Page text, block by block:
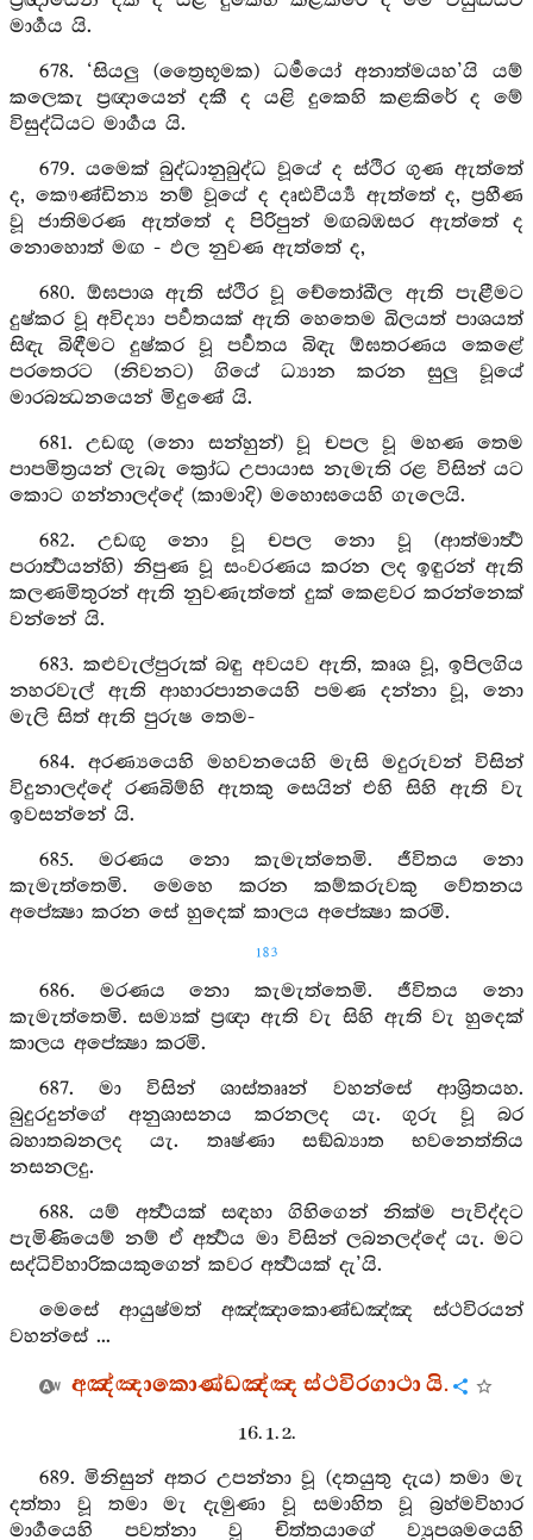
මාර්‍ගය යි.
678. ‘සියලු (ත්‍රෛභූමක) ධර්‍මයෝ අනාත්මයහ’යි යම්
කලෙකැ ප්‍රඥායෙන් දකී ද යළි දුකෙහි කළකිරේ ද මේ
විසුද්ධියට මාර්‍ගය යි.
679. යමෙක් බුද්ධානුබුද්ධ වූයේ ද ස්ථිර ගුණ ඇත්තේ
ද, කෞණ්ඩින්‍ය නම් වූයේ ද දෘඪවීර්‍ය්‍ය ඇත්තේ ද, ප්‍රහීණ
වූ ජාතිමරණ ඇත්තේ ද පිරිපුන් මඟබඹසර ඇත්තේ ද
නොහොත් මඟ - ඵල නුවණ ඇත්තේ ද,
680. ඕඝපාශ ඇති ස්ථිර වූ චේතෝඛීල ඇති පැළීමට
දුෂ්කර වූ අවිද්‍යා පර්‍වතයක් ඇති හෙතෙම ඛිලයත් පාශයත්
සිඳැ බිඳීමට දුෂ්කර වූ පර්‍වතය බිඳැ ඕඝතරණය කෙළේ
පරතෙරට (නිවනට) ගියේ ධ්‍යාන කරන සුලු වූයේ
මාරබන්‍ධනයෙන් මිදුණේ යි.
681. උඩඟු (නො සන්හුන්) වූ චපල වූ මහණ තෙම
පාපමිත්‍රයන් ලැබැ ක්‍රෝධ උපායාස නැමැති රළ විසින් යට
කොට ගන්නාලද්දේ (කාමාදි) මහොඝයෙහි ගැලෙයි.
682. උඩඟු නො වූ චපල නො වූ (ආත්මාර්‍ත්‍ථ
පරාර්‍ත්‍ථයන්හි) නිපුණ වූ සංවරණය කරන ලද ඉඳුරන් ඇති
කලණමිතුරන් ඇති නුවණැත්තේ දුක් කෙළවර කරන්නෙක්
වන්නේ යි.
683. කළුවැල්පුරුක් බඳු අවයව ඇති, කෘශ වූ, ඉපිලගිය
නහරවැල් ඇති ආහාරපානයෙහි පමණ දන්නා වූ, නො
මැලි සිත් ඇති පුරුෂ තෙම-
684. අරණ්‍යයෙහි මහවනයෙහි මැසි මදුරුවන් විසින්
විදුනාලද්දේ රණබිම්හි ඇතකු සෙයින් එහි සිහි ඇති වැ
ඉවසන්නේ යි.
685. මරණය නො කැමැත්තෙමි. ජීවිතය නො
කැමැත්තෙමි. මෙහෙ කරන කම්කරුවකු වේතනය
අපේක්‍ෂා කරන සේ හුදෙක් කාලය අපේක්‍ෂා කරමි.
183
686. මරණය නො කැමැත්තෙමි. ජීවිතය නො
කැමැත්තෙමි. සම්‍යක් ප්‍රඥා ඇති වැ සිහි ඇති වැ හුදෙක්
කාලය අපේක්‍ෂා කරමි.
687. මා විසින් ශාස්තෲන් වහන්සේ ආශ්‍රිතයහ.
බුදුරදුන්ගේ අනුශාසනය කරනලද යැ. ගුරු වූ බර
බහාතබනලද යැ. තෘෂ්ණා සඞ්ඛ්‍යාත භවනෙත්තිය
නසනලදු.
688. යම් අර්‍ත්‍ථයක් සඳහා ගිහිගෙන් නික්ම පැවිද්දට
පැමිණියෙම් නම් ඒ අර්‍ත්‍ථය මා විසින් ලබනලද්දේ යැ. මට
සද්ධිවිහාරිකයකුගෙන් කවර අර්‍ත්‍ථයක් දැ’යි.
මෙසේ ආයුෂ්මත් අඤ්ඤාකොණ්ඩඤ්ඤ ස්ථවිරයන්
වහන්සේ ...
අඤ්ඤාකොණ්ඩඤ්ඤ ස්ථවිරගාථා යි.
16. 1. 2.
689. මිනිසුන් අතර උපන්නා වූ (දතයුතු දැය) තමා මැ
දත්තා වූ තමා මැ දැමුණා වූ සමාහිත වූ බ්‍රහ්මවිහාර
මාර්‍ගයෙහි පවත්නා වූ චිත්තයාගේ ව්‍යුපශමයෙහි